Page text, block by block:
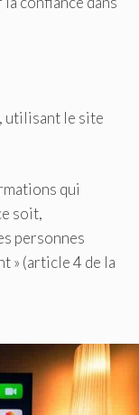
utilisant le site
qui
soit,
personnes
» (article 4 de la